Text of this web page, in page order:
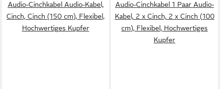
Audio-Cinchkabel Audio-Kabel,
Cinch, Cinch (150 cm), Flexibel,
Hochwertiges Kupfer
Audio-Cinchkabel 1 Paar Audio-
Kabel, 2 x Cinch, 2 x Cinch (100
cm), Flexibel, Hochwertiges
Kupfer